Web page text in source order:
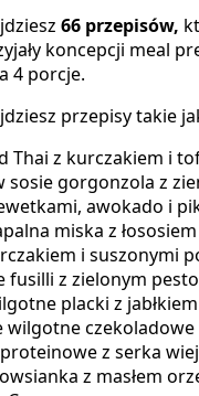
66 przepisów,
koncepcji meal
4 porcje.
przepisy takie
Thai z kurczakiem i
sosie gorgonzola z
awokado i
miska z
i suszonymi
fusilli z zielonym
placki z
wilgotne
z serka
z masłem